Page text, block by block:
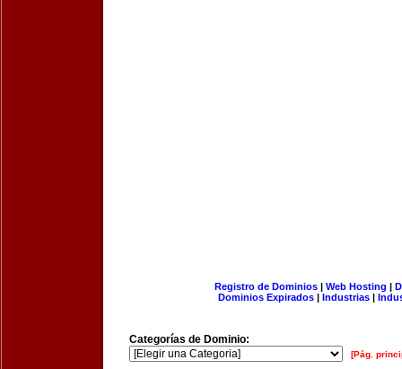
Registro de Dominios| Web Hosting |
Dominios Expirados | Industrias |
Categorías de Dominio:
[Pág.